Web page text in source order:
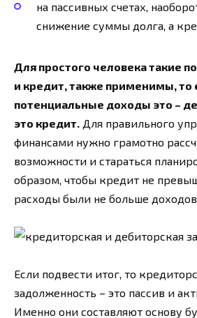
на пассивных счетах,
снижение суммы долга, а
Для простого человека такие
и кредит, также применимы, то
потенциальные доходы это –
это кредит. Для правильного
финансами нужно грамотно
возможности и стараться
образом, чтобы кредит не
расходы были не больше
Если подвести итог, то
задолженность – это пассив и
Именно они составляют основу